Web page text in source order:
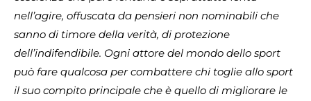
nell’agire, offuscata da pensieri non nominabili che
sanno di timore della verità, di protezione
dell’indifendibile. Ogni attore del mondo dello sport
può fare qualcosa per combattere chi toglie allo sport
il suo compito principale che è quello di migliorare le